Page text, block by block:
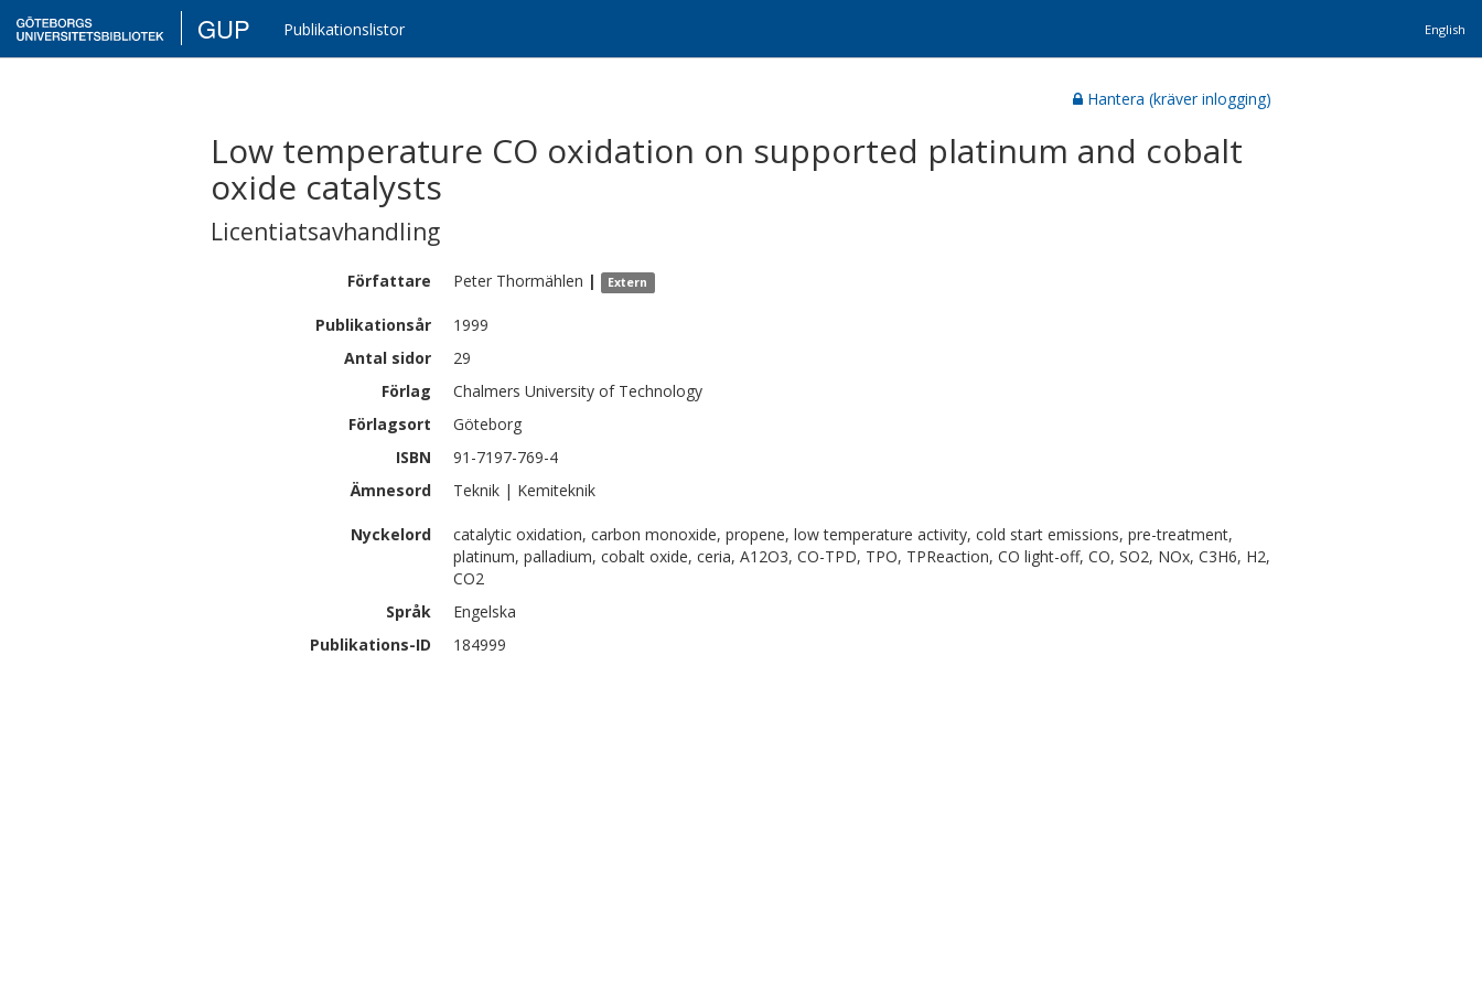
GUP Publikationslistor English
Hantera (kräver inlogging)
Low temperature CO oxidation on supported platinum and cobalt
oxide catalysts
Licentiatsavhandling
Författare Peter Thormählen | Extern
Publikationsår
1999
Antal sidor
29
Förlag
Chalmers University of Technology
Förlagsort
Göteborg
ISBN
91-7197-769-4
Ämnesord
Teknik | Kemiteknik
Nyckelord
catalytic oxidation, carbon monoxide, propene, low temperature activity, cold start emissions, pre-treatment,
platinum, palladium, cobalt oxide, ceria, A12O3, CO-TPD, TPO, TPReaction, CO light-off, CO, SO2, NOx, C3H6, H2,
CO2
Språk
Engelska
Publikations-ID
184999